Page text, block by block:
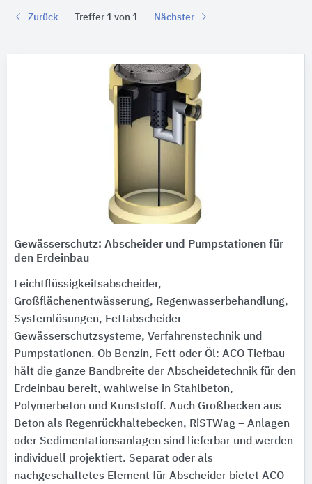
Zurück Treffer 1 von 1 Nächster
Gewässerschutz: Abscheider und Pumpstationen für
den Erdeinbau
Leichtflüssigkeitsabscheider,
Großflächenentwässerung, Regenwasserbehandlung,
Systemlösungen, Fettabscheider
Gewässerschutzsysteme, Verfahrenstechnik und
Pumpstationen. Ob Benzin, Fett oder Öl: ACO Tiefbau
hält die ganze Bandbreite der Abscheidetechnik für den
Erdeinbau bereit, wahlweise in Stahlbeton,
Polymerbeton und Kunststoff. Auch Großbecken aus
Beton als Regenrückhaltebecken, RiSTWag – Anlagen
oder Sedimentationsanlagen sind lieferbar und werden
individuell projektiert. Separat oder als
nachgeschaltetes Element für Abscheider bietet ACO